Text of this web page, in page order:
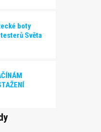
boty
Světa